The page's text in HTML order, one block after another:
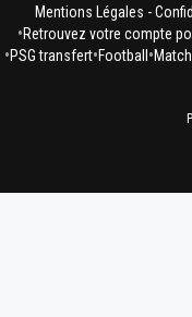
Mentions Légales -
•Retrouvez votre compte
•PSG transfert•Football •